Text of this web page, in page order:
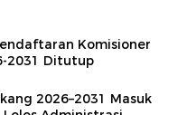
Komisioner
2031 Ditutup
2026–2031 Masuk